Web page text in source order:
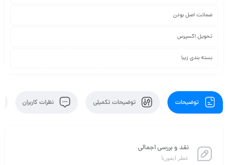
ضمانت اصل بودن
تحویل اکسپرس
بسته بندی زیبا
توضیحات توضیحات تکمیلی نظرات کاربران
نقد و بررسی اجمالی
عطر ایفوریا